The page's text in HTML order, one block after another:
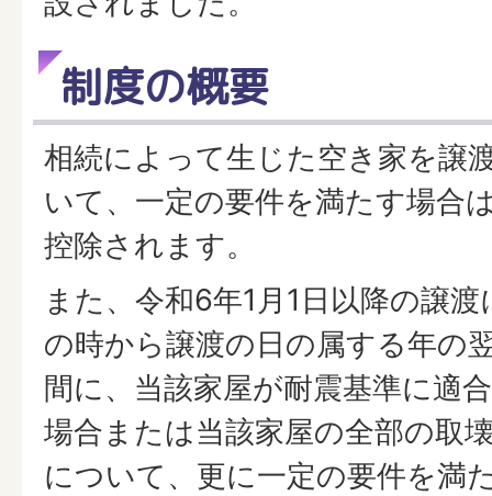
制度の概要
相続によって生じた空き家を譲
いて、一定の要件を満たす場合
控除されます。
また、令和6年1月1日以降の譲
の時から譲渡の日の属する年の
間に、当該家屋が耐震基準に適
場合または当該家屋の全部の取
について、更に一定の要件を満